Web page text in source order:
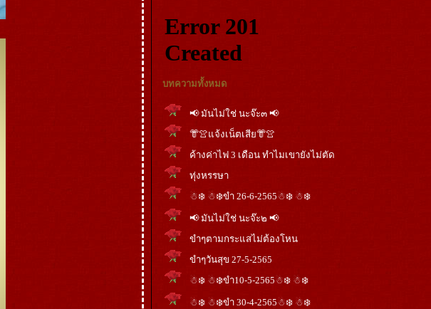
บทความทั้งหมด
📢 มันไม่ใช่ นะจ๊ะ๓ 📢
👘👚แจ้งเน็ตเสีย👘👚
ค้างค่าไฟ 3 เดือน ทำไมเขายังไม่ตัด
ทุ่งหรรษา
☃❄️ ☃❄️ขำ 26-6-2565☃❄️ ☃❄️
📢 มันไม่ใช่ นะจ๊ะ๒ 📢
ขำๆตามกระแสไม่ต้องโหน
ขำๆวันสุข 27-5-2565
☃❄️ ☃❄️ขำ10-5-2565☃❄️ ☃❄️
☃❄️ ☃❄️ขำ 30-4-2565☃❄️ ☃❄️